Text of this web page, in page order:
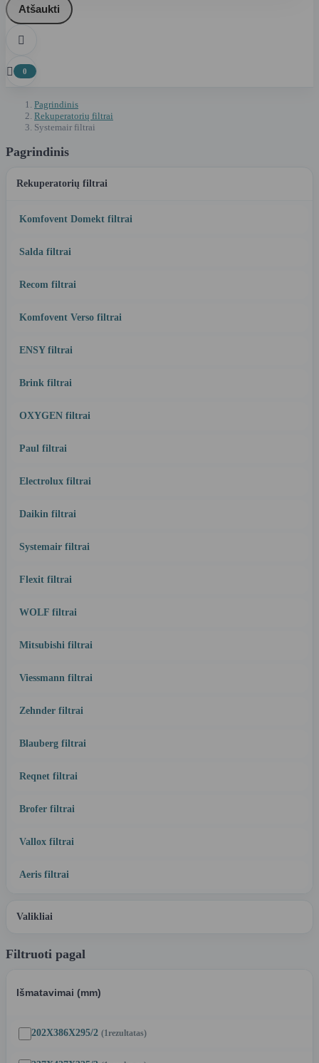
Atšaukti

 0
Pagrindinis
Rekuperatorių filtrai
Systemair filtrai
Pagrindinis
Rekuperatorių filtrai
Komfovent Domekt filtrai
Salda filtrai
Recom filtrai
Komfovent Verso filtrai
ENSY filtrai
Brink filtrai
OXYGEN filtrai
Paul filtrai
Electrolux filtrai
Daikin filtrai
Systemair filtrai
Flexit filtrai
WOLF filtrai
Mitsubishi filtrai
Viessmann filtrai
Zehnder filtrai
Blauberg filtrai
Reqnet filtrai
Brofer filtrai
Vallox filtrai
Aeris filtrai
Valikliai
Filtruoti pagal
Išmatavimai (mm)
202X386X295/2 (1 rezultatas)